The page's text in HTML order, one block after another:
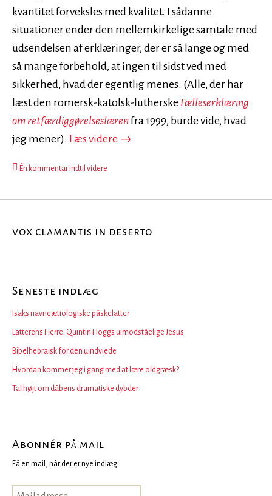
kvantitet forveksles med kvalitet. I sådanne
situationer ender den mellemkirkelige samtale med
udsendelsen af erklæringer, der er så lange og med
så mange forbehold, at ingen til sidst ved med
sikkerhed, hvad der egentlig menes. (Alle, der har
læst den romersk-katolsk-lutherske Fælleserklæring
om retfærdiggørelseslærenfra 1999, burde vide, hvad
jeg mener). Læs videre Økumenisk bål og brand
→
Én kommentar indtil videre
vox clamantis in deserto
Seneste indlæg
Isaks navneætiologiske påskelatter
Latterens Herre. Quintin Hoggs uimodståelige Jesus
Bibelhebraisk for den uindviede
Hvordan kommer jeg i gang med at lære oldgræsk?
Tal højt om dåbens dramatiske dybder
Abonnér på mail
Få en mail, når der er nye indlæg.
Mailadresse